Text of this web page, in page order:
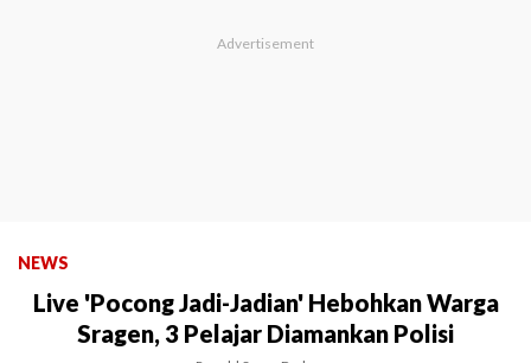
NEWS
Live 'Pocong Jadi-Jadian' Hebohkan Warga
Sragen, 3 Pelajar Diamankan Polisi